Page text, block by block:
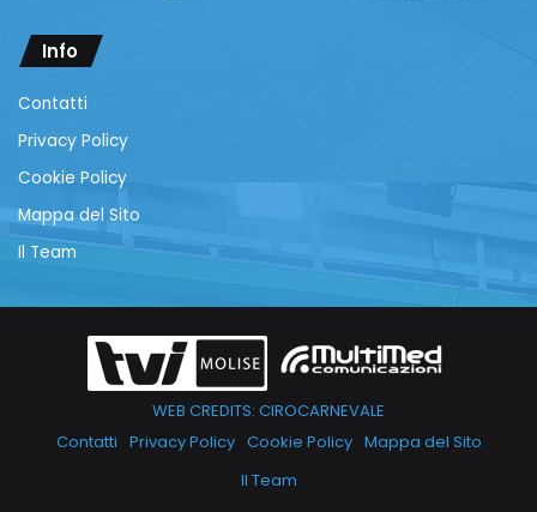
Info
Contatti
Privacy Policy
Cookie Policy
Mappa del Sito
Il Team
WEB CREDITS: CIROCARNEVALE
Contatti Privacy Policy Cookie Policy Mappa del Sito
Il Team